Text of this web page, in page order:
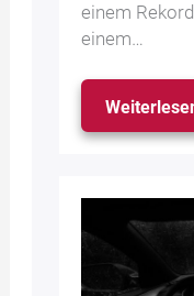
einem
einem…